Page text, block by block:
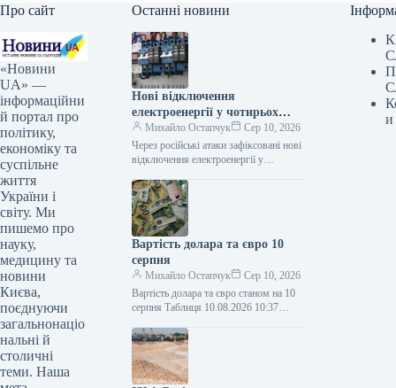
Про сайт
«Новини
UA» —
інформаційни
й портал про
політику,
економіку та
суспільне
життя
України і
світу. Ми
пишемо про
науку,
медицину та
новини
Києва,
поєднуючи
загальнонаціо
нальні й
столичні
теми. Наша
Останні новини
Нові відключення
електроенергії у чотирьох
регіонах через російські
обстріли – Укренерго
Михайло Остапчук
Сер 10, 2026
Через російські атаки зафіксовані нові
відключення електроенергії у
10.08.2026 10:24 Укрінформ Станом
на ранок 10 серпня,…
Вартість долара та євро 10
серпня
Михайло Остапчук
Сер 10, 2026
Вартість долара та євро станом на 10
серпня Таблиця 10.08.2026 10:37
офіційно втратила 1 копійку, євро –…
и